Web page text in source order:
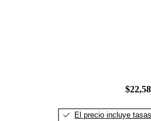
El precio incluye tasas